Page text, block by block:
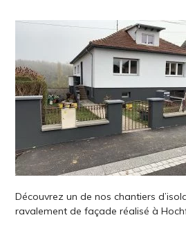
Découvrez un de nos chantiers
ravalement de façade réalisé à